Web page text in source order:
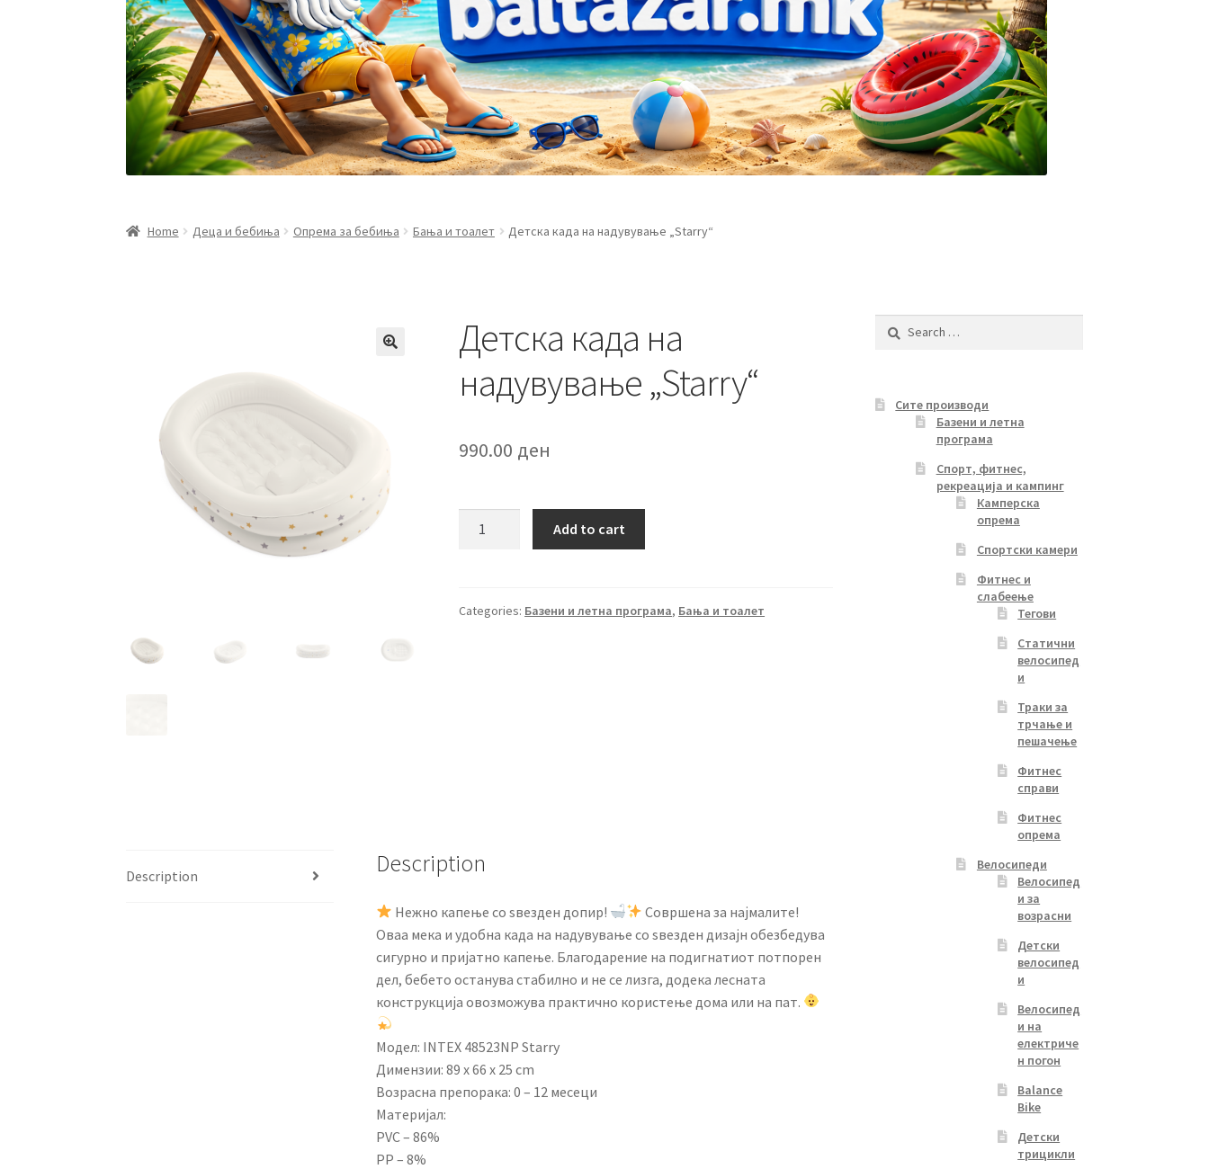
Home Деца и бебиња Опрема за бебиња Бања и тоалет Детска када на надувување „Starry“
Детска када на
надувување „Starry“
990.00 ден
„Starry“
Add to cart
Categories: Базени и летна програма, Бања и тоалет
Description Description
Нежно капење со ѕвезден допир!
Совршена за најмалите!
Оваа мека и удобна када на надувување со ѕвезден дизајн обезбедува
сигурно и пријатно капење. Благодарение на подигнатиот потпорен
дел, бебето останува стабилно и не се лизга, додека лесната
конструкција овозможува практично користење дома или на пат.
Модел: INTEX 48523NP Starry
Димензии: 89 x 66 x 25 cm
Возрасна препорака: 0 – 12 месеци
Материјал:
PVC – 86%
PP – 8%
Search
Сите производи
Базени и летна
програма
Спорт, фитнес,
рекреација и кампинг
Камперска
опрема
Спортски камери
Фитнес и
слабеење
Тегови
Статични
велосипед
и
Траки за
трчање и
пешачење
Фитнес
справи
Фитнес
опрема
Велосипеди
Велосипед
и за
возрасни
Детски
велосипед
и
Велосипед
и на
електриче
н погон
Balance
Bike
Детски
трицикли